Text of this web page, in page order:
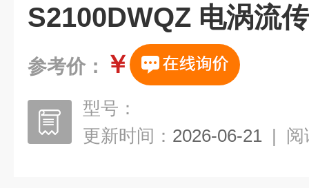
S2100DWQZ 电涡流
参考价： ￥
型号：
更新时间： 2026-06-21 | 阅